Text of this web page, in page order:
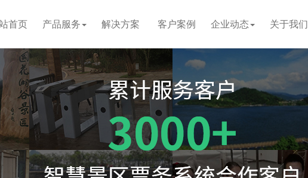
首页 产品服务 解决方案 客户案例 企业动态 关于我们